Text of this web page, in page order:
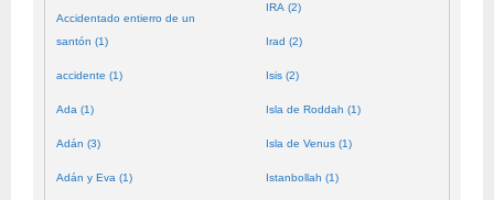
Accidentado entierro de un
santón (1)
accidente (1)
Ada (1)
Adán (3)
Adán y Eva (1)
IRA (2)
Irad (2)
Isis (2)
Isla de Roddah (1)
Isla de Venus (1)
Istanbollah (1)